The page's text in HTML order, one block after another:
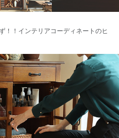
！！インテリアコーディネートのヒ